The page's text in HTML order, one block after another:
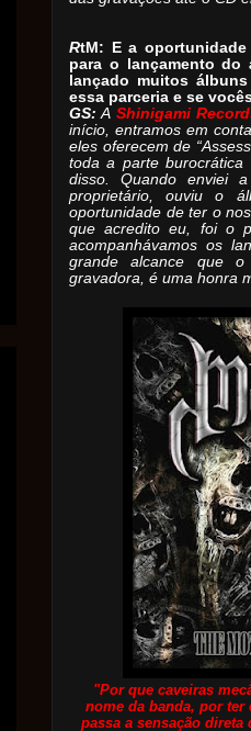
RtM: E a
para o lançamento do
lançado muitos
essa parceria e se
GS: A Shinigami
início, entramos em
eles oferecem de
toda a parte
disso. Quando enviei
proprietário, ouviu o
oportunidade de ter o
que acredito eu, foi o
acompanhávamos os
grande alcance que o
gravadora, é uma honra
"Por que caveiras
nome da banda, por
passa a sensação